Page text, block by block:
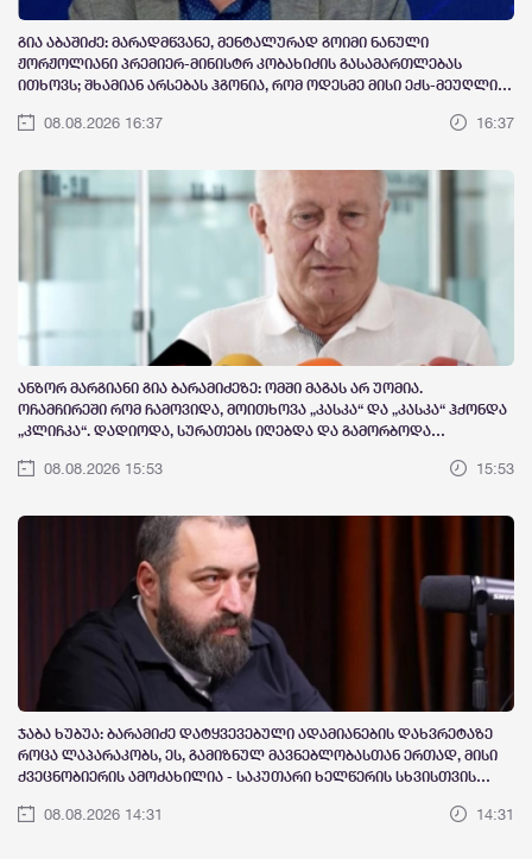
გია აბაშიძე: მარადმწვანე, მენტალურად გოიმი ნანული
ჟორჟოლიანი პრემიერ-მინისტრ კობახიძის გასამართლებას
ითხოვს; შხამიან არსებას ჰგონია, რომ ოდესმე მისი ექს-მეუღლის,
08.08.2026 16:37 16:37
ანზორ მარგიანი გია ბარამიძეზე: ომში მაგას არ უომია.
ოჩამჩირეში რომ ჩამოვიდა, მოითხოვა „კასკა“ და „კასკა“ ჰქონდა
„კლიჩკა“. დადიოდა, სურათებს იღებდა და გამორბოდა
ხვრეტდნენო
08.08.2026 15:53 15:53
ჯაბა ხუბუა: ბარამიძე დატყვევებული ადამიანების დახვრეტაზე
როცა ლაპარაკობს, ეს, გამიზნულ მავნებლობასთან ერთად, მისი
ქვეცნობიერის ამოძახილია - საკუთარი ხელწერის სხვისთვის
08.08.2026 14:31 14:31